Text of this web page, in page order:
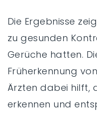
Die Ergebnisse
zu gesunden
Gerüche hatten.
Früherkennung
Ärzten dabei hilft,
erkennen und